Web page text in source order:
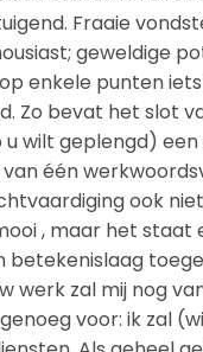
Fraaie
geweldige
enkele punten
Zo bevat het slot
wilt geplengd) een
één
ook
, maar het staat
werk zal mij nog
voor: ik zal